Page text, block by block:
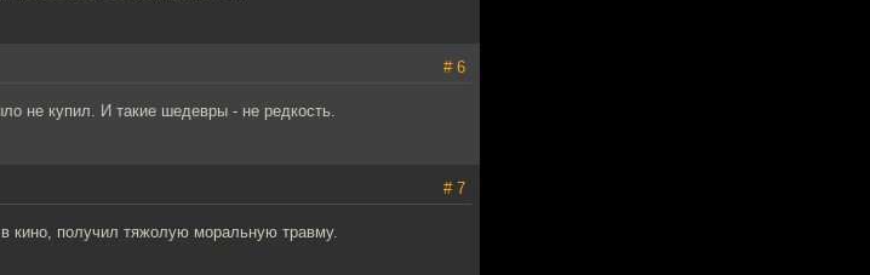
# 6
не купил. И такие шедевры - не редкость.
# 7
кино, получил тяжолую моральную травму.